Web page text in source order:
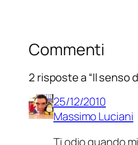
Commenti
2 risposte a “Il senso
25/12/2010
Massimo Luciani
Ti odio quando